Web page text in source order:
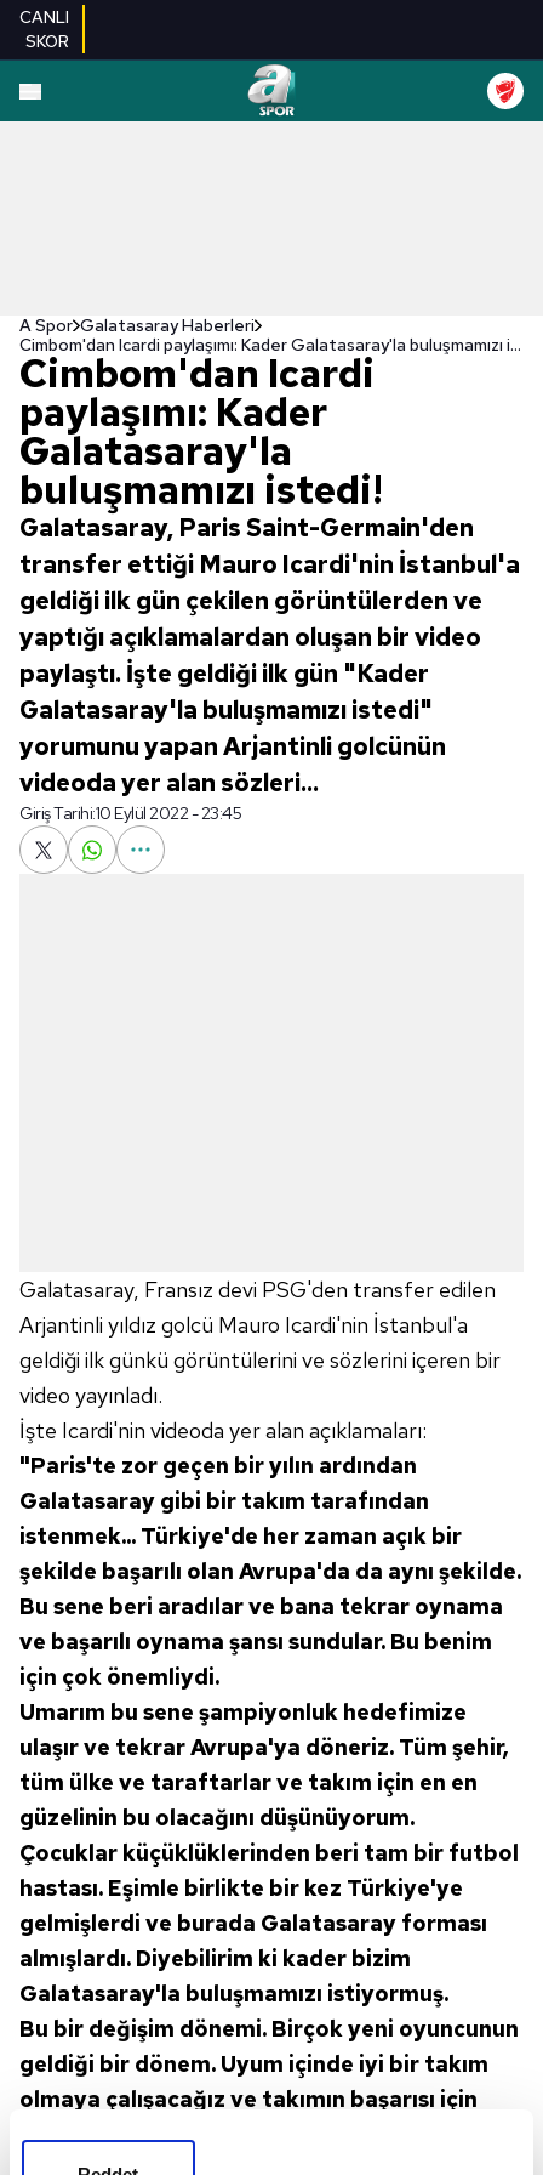
CANLI
SKOR
A Spor Galatasaray Haberleri
Cimbom'dan Icardi paylaşımı: Kader Galatasaray'la buluşmamızı istedi!
Cimbom'dan Icardi
paylaşımı: Kader
Galatasaray'la
buluşmamızı istedi!
Galatasaray, Paris Saint-Germain'den
transfer ettiği Mauro Icardi'nin İstanbul'a
geldiği ilk gün çekilen görüntülerden ve
yaptığı açıklamalardan oluşan bir video
paylaştı. İşte geldiği ilk gün "Kader
Galatasaray'la buluşmamızı istedi"
yorumunu yapan Arjantinli golcünün
videoda yer alan sözleri...
Giriş Tarihi:10 Eylül 2022 - 23:45
Galatasaray, Fransız devi PSG'den transfer edilen
Arjantinli yıldız golcü Mauro Icardi'nin İstanbul'a
geldiği ilk günkü görüntülerini ve sözlerini içeren bir
video yayınladı.
İşte Icardi'nin videoda yer alan açıklamaları:
"Paris'te zor geçen bir yılın ardından
Galatasaray gibi bir takım tarafından
istenmek... Türkiye'de her zaman açık bir
şekilde başarılı olan Avrupa'da da aynı şekilde.
Bu sene beri aradılar ve bana tekrar oynama
ve başarılı oynama şansı sundular. Bu benim
için çok önemliydi.
Umarım bu sene şampiyonluk hedefimize
ulaşır ve tekrar Avrupa'ya döneriz. Tüm şehir,
tüm ülke ve taraftarlar ve takım için en en
güzelinin bu olacağını düşünüyorum.
Çocuklar küçüklüklerinden beri tam bir futbol
hastası. Eşimle birlikte bir kez Türkiye'ye
gelmişlerdi ve burada Galatasaray forması
almışlardı. Diyebilirim ki kader bizim
Galatasaray'la buluşmamızı istiyormuş.
Bu bir değişim dönemi. Birçok yeni oyuncunun
geldiği bir dönem. Uyum içinde iyi bir takım
olmaya çalışacağız ve takımın başarısı için
elimizden geleni yapacağız."